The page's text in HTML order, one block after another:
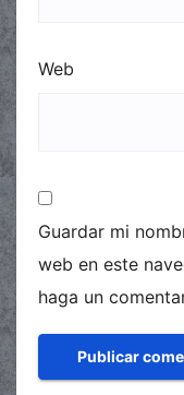
Web
Guardar mi
web en este
haga un